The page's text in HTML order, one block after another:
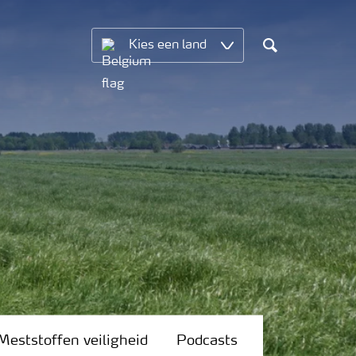
Kies een land
Search
veiligheid Podcasts